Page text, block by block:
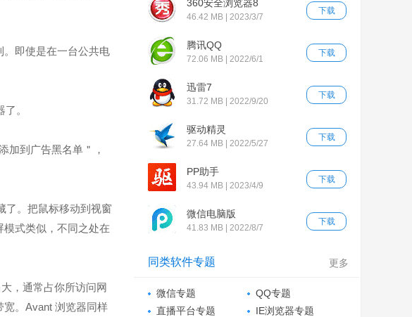
即使是在一台公共电
。
加到广告黑名单＂，
了。把鼠标移动到视窗
式类似，不同之处在
，通常占你所访问网
。Avant 浏览器同样
下载
360安全浏览器8
46.42 MB | 2023/3/7
下载
腾讯QQ
72.06 MB | 2022/6/1
下载
迅雷7
31.72 MB | 2022/9/20
下载
驱动精灵
27.64 MB | 2022/5/27
下载
PP助手
43.94 MB | 2023/4/9
下载
微信电脑版
41.83 MB | 2022/8/7
更多
同类软件专题
微信专题
QQ专题
直播平台专题
IE浏览器专题